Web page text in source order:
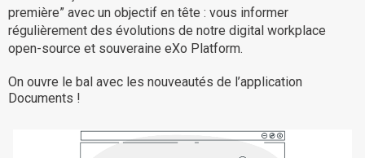
La Plateforme
Pourquoi eXo
Internationalisation
No code
première” avec un objectif en tête : vous informer
régulièrement des évolutions de notre digital workplace
open-source et souveraine eXo Platform.
On ouvre le bal avec les nouveautés de l’application
Documents !